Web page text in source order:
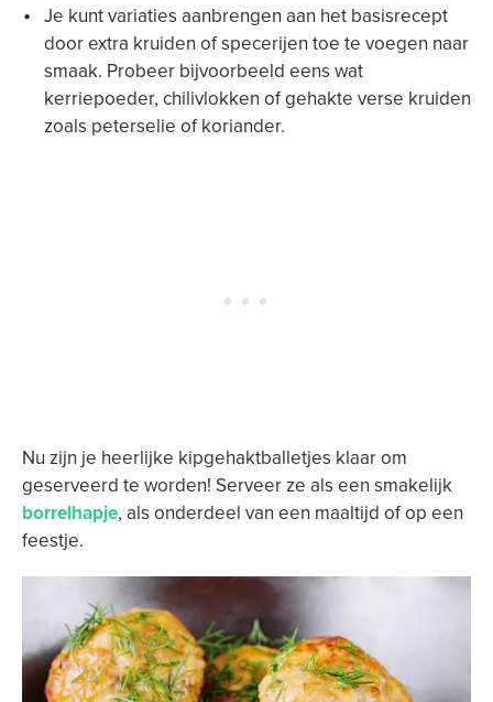
Je kunt variaties aanbrengen aan het basisrecept
door extra kruiden of specerijen toe te voegen naar
smaak. Probeer bijvoorbeeld eens wat
kerriepoeder, chilivlokken of gehakte verse kruiden
zoals peterselie of koriander.
Nu zijn je heerlijke kipgehaktballetjes klaar om
geserveerd te worden! Serveer ze als een smakelijk
borrelhapje, als onderdeel van een maaltijd of op een
feestje.